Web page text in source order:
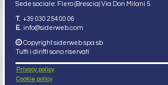
Sede sociale: Flero (Brescia) Via Don Milani 5
T. +39 030 254 00 06
E. info@siderweb.com
Copyright siderweb spa sb
Tutti i diritti sono riservati
Privacy policy
Cookie policy